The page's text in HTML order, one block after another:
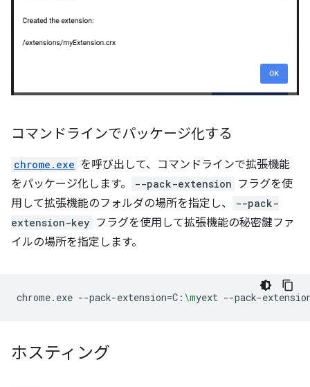
コマンドラインでパッケージ化する
chrome.exe を呼び出して、コマンドラインで拡張機能
をパッケージ化します。
--pack-extension フラグを使
用して拡張機能のフォルダの場所を指定し、
--pack-
extension-key フラグを使用して拡張機能の秘密鍵ファ
イルの場所を指定します。
chrome.exe --pack-extension=C: \myext --pack-
ホスティング